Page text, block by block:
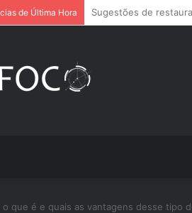
de Última Hora Apps de treino
que é e quais as vantagens desse tipo